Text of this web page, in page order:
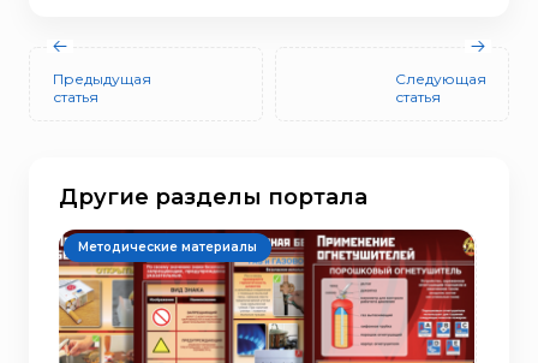
Предыдущая
статья
Следующая
статья
Другие разделы портала
Методические материалы